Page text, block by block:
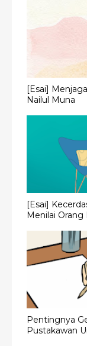
[Esai]
Nailul Muna
[Esai]
Menilai Orang
Pentingnya
Pustakawan